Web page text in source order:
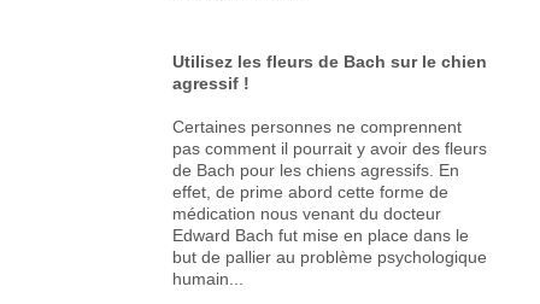
Utilisez les fleurs de Bach sur le chien
agressif !
Certaines personnes ne comprennent
pas comment il pourrait y avoir des fleurs
de Bach pour les chiens agressifs. En
effet, de prime abord cette forme de
médication nous venant du docteur
Edward Bach fut mise en place dans le
but de pallier au problème psychologique
humain...